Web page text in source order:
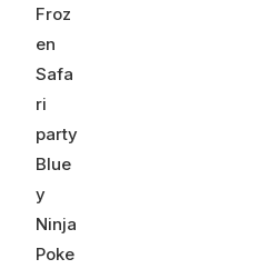
Froz
en
Safa
ri
party
Blue
y
Ninja
Poke